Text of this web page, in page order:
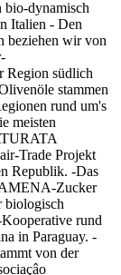
bio-dynamisch
Italien - Den
beziehen wir von
Region südlich
stammen
rund um's
meisten
Trade Projekt
Republik. -Das
Zucker
biologisch
rund
in Paraguay. -
von der